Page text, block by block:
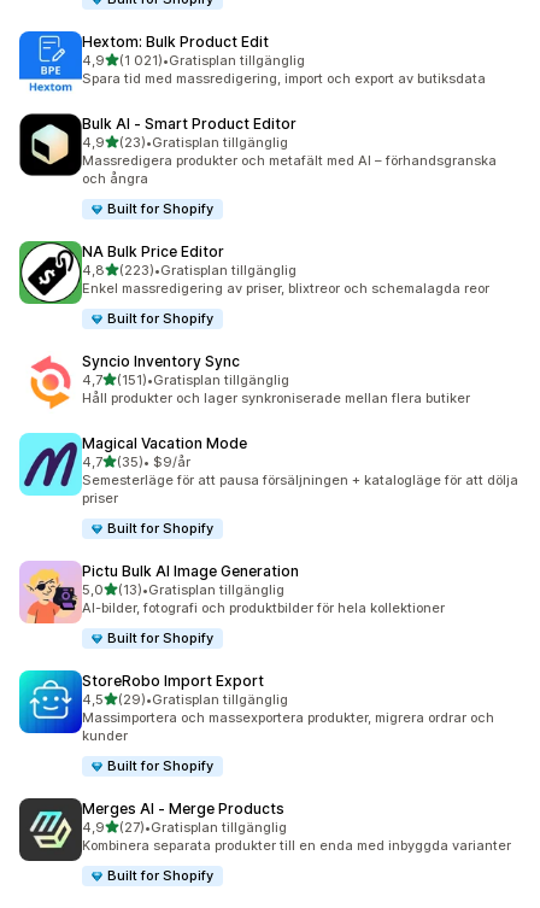
Hextom: Bulk Product Edit
4,9av 5 stjärnor
(1 021)
1021 recensioner totalt
•Gratisplan tillgänglig
Spara tid med massredigering, import och export av butiksdata
Bulk AI ‑ Smart Product Editor
4,9av 5 stjärnor
(23)
23 recensioner totalt
•Gratisplan tillgänglig
Massredigera produkter och metafält med AI – förhandsgranska
och ångra
Built for Shopify
NA Bulk Price Editor
4,8av 5 stjärnor
(223)
223 recensioner totalt
•Gratisplan tillgänglig
Enkel massredigering av priser, blixtreor och schemalagda reor
Built for Shopify
Syncio Inventory Sync
4,7av 5 stjärnor
(151)
151 recensioner totalt
•Gratisplan tillgänglig
Håll produkter och lager synkroniserade mellan flera butiker
Magical Vacation Mode
4,7av 5 stjärnor
(35)
35 recensioner totalt
• $9/år
Semesterläge för att pausa försäljningen + katalogläge för att dölja
priser
Built for Shopify
Pictu Bulk AI Image Generation
5,0av 5 stjärnor
(13)
13 recensioner totalt
•Gratisplan tillgänglig
AI-bilder, fotografi och produktbilder för hela kollektioner
Built for Shopify
StoreRobo Import Export
4,5av 5 stjärnor
(29)
29 recensioner totalt
•Gratisplan tillgänglig
Massimportera och massexportera produkter, migrera ordrar och
kunder
Built for Shopify
Merges AI ‑ Merge Products
4,9av 5 stjärnor
(27)
27 recensioner totalt
•Gratisplan tillgänglig
Kombinera separata produkter till en enda med inbyggda varianter
Built for Shopify